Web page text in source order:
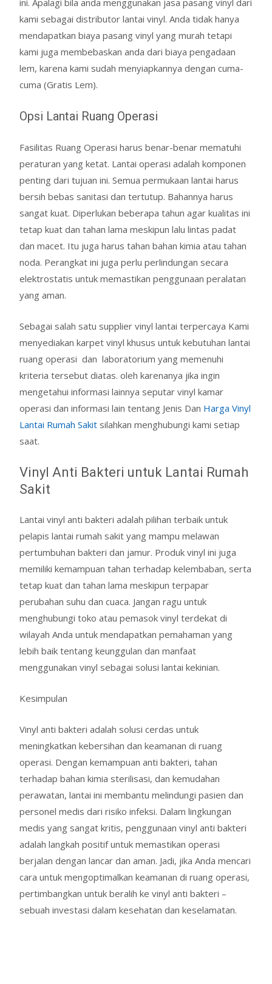
ini. Apalagi bila anda menggunakan jasa pasang vinyl dari
kami sebagai distributor lantai vinyl. Anda tidak hanya
mendapatkan biaya pasang vinyl yang murah tetapi
kami juga membebaskan anda dari biaya pengadaan
lem, karena kami sudah menyiapkannya dengan cuma-
cuma (Gratis Lem).
Opsi Lantai Ruang Operasi
Fasilitas Ruang Operasi harus benar-benar mematuhi
peraturan yang ketat. Lantai operasi adalah komponen
penting dari tujuan ini. Semua permukaan lantai harus
bersih bebas sanitasi dan tertutup. Bahannya harus
sangat kuat. Diperlukan beberapa tahun agar kualitas ini
tetap kuat dan tahan lama meskipun lalu lintas padat
dan macet. Itu juga harus tahan bahan kimia atau tahan
noda. Perangkat ini juga perlu perlindungan secara
elektrostatis untuk memastikan penggunaan peralatan
yang aman.
Sebagai salah satu supplier vinyl lantai terpercaya Kami
menyediakan karpet vinyl khusus untuk kebutuhan lantai
ruang operasi dan laboratorium yang memenuhi
kriteria tersebut diatas. oleh karenanya jika ingin
mengetahui informasi lainnya seputar vinyl kamar
operasi dan informasi lain tentang Jenis Dan Harga Vinyl
Lantai Rumah Sakit silahkan menghubungi kami setiap
saat.
Vinyl Anti Bakteri untuk Lantai Rumah
Sakit
Lantai vinyl anti bakteri adalah pilihan terbaik untuk
pelapis lantai rumah sakit yang mampu melawan
pertumbuhan bakteri dan jamur. Produk vinyl ini juga
memiliki kemampuan tahan terhadap kelembaban, serta
tetap kuat dan tahan lama meskipun terpapar
perubahan suhu dan cuaca. Jangan ragu untuk
menghubungi toko atau pemasok vinyl terdekat di
wilayah Anda untuk mendapatkan pemahaman yang
lebih baik tentang keunggulan dan manfaat
menggunakan vinyl sebagai solusi lantai kekinian.
Kesimpulan
Vinyl anti bakteri adalah solusi cerdas untuk
meningkatkan kebersihan dan keamanan di ruang
operasi. Dengan kemampuan anti bakteri, tahan
terhadap bahan kimia sterilisasi, dan kemudahan
perawatan, lantai ini membantu melindungi pasien dan
personel medis dari risiko infeksi. Dalam lingkungan
medis yang sangat kritis, penggunaan vinyl anti bakteri
adalah langkah positif untuk memastikan operasi
berjalan dengan lancar dan aman. Jadi, jika Anda mencari
cara untuk mengoptimalkan keamanan di ruang operasi,
pertimbangkan untuk beralih ke vinyl anti bakteri –
sebuah investasi dalam kesehatan dan keselamatan.